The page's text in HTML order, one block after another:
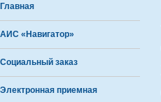
Главная
АИС «Навигатор»
Социальный заказ
Электронная приемная